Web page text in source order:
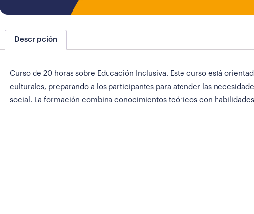
Descripción
Curso de 20 horas sobre Educación Inclusiva. Este curso está
culturales, preparando a los participantes para atender las
social. La formación combina conocimientos teóricos con